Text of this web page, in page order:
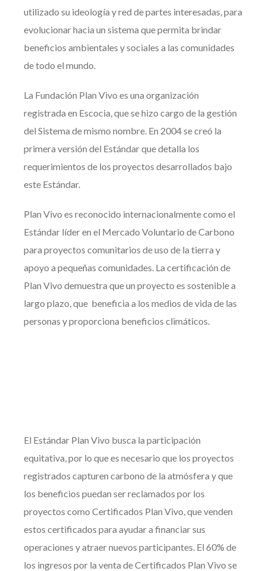
utilizado su ideología y red de partes interesadas, para
evolucionar hacia un sistema que permita brindar
beneficios ambientales y sociales a las comunidades
de todo el mundo.
La Fundación Plan Vivo es una organización
registrada en Escocia, que se hizo cargo de la gestión
del Sistema de mismo nombre. En 2004 se creó la
primera versión del Estándar que detalla los
requerimientos de los proyectos desarrollados bajo
este Estándar.
Plan Vivo es reconocido internacionalmente como el
Estándar líder en el Mercado Voluntario de Carbono
para proyectos comunitarios de uso de la tierra y
apoyo a pequeñas comunidades. La certificación de
Plan Vivo demuestra que un proyecto es sostenible a
largo plazo, que beneficia a los medios de vida de las
personas y proporciona beneficios climáticos.
El Estándar Plan Vivo busca la participación
equitativa, por lo que es necesario que los proyectos
registrados capturen carbono de la atmósfera y que
los beneficios puedan ser reclamados por los
proyectos como Certificados Plan Vivo, que venden
estos certificados para ayudar a financiar sus
operaciones y atraer nuevos participantes. El 60% de
los ingresos por la venta de Certificados Plan Vivo se